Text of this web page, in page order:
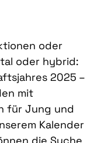
oder
oder hybrid:
2025 –
mit
für Jung und
Kalender